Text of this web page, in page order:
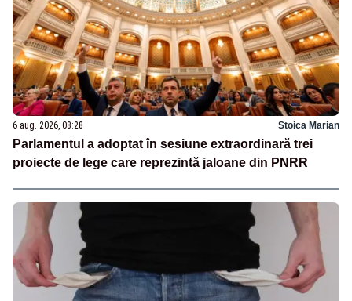
6 aug. 2026, 08:28 Stoica Marian
Parlamentul a adoptat în sesiune extraordinară trei
proiecte de lege care reprezintă jaloane din PNRR